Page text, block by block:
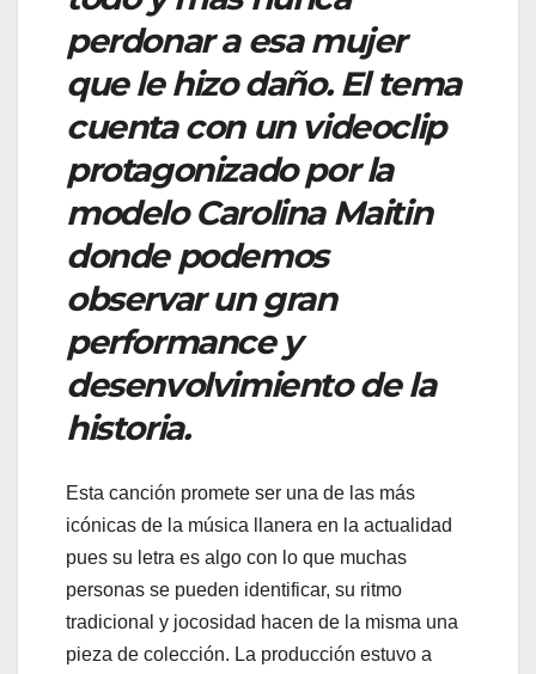
perdonar a esa mujer
que le hizo daño. El tema
cuenta con un videoclip
protagonizado por la
modelo Carolina Maitin
donde podemos
observar un gran
performance y
desenvolvimiento de la
historia.
Esta canción promete ser una de las más
icónicas de la música llanera en la actualidad
pues su letra es algo con lo que muchas
personas se pueden identificar, su ritmo
tradicional y jocosidad hacen de la misma una
pieza de colección. La producción estuvo a